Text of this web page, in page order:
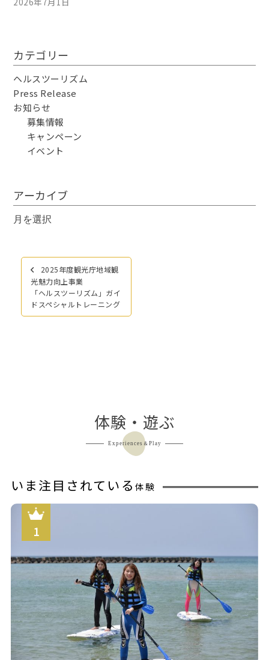
カテゴリー
ヘルスツーリズム
Press Release
お知らせ
募集情報
キャンペーン
イベント
アーカイブ
ア
イ投
2025年度観光庁地域観
光魅力向上事業
「ヘルスツーリズム」ガイ
ドスペシャルトレーニング
体験・遊ぶ
Experiences＆Play
いま注目されている 体験